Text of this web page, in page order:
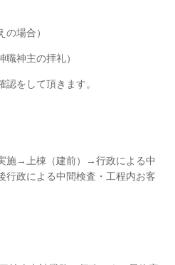
の場合）
神主の拝礼）
をして頂きます。
施→上棟（建前）→行政による中
政による中間検査・工程内お客